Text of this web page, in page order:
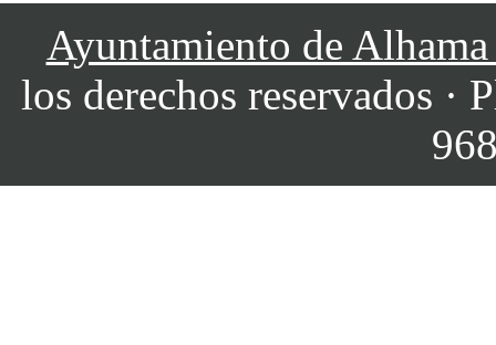
Ayuntamiento de
los derechos reservados ·